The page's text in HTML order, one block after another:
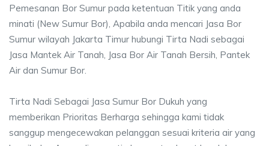
Pemesanan Bor Sumur pada ketentuan Titik yang anda
minati (New Sumur Bor), Apabila anda mencari Jasa Bor
Sumur wilayah Jakarta Timur hubungi Tirta Nadi sebagai
Jasa Mantek Air Tanah, Jasa Bor Air Tanah Bersih, Pantek
Air dan Sumur Bor.
Tirta Nadi Sebagai Jasa Sumur Bor Dukuh yang
memberikan Prioritas Berharga sehingga kami tidak
sanggup mengecewakan pelanggan sesuai kriteria air yang